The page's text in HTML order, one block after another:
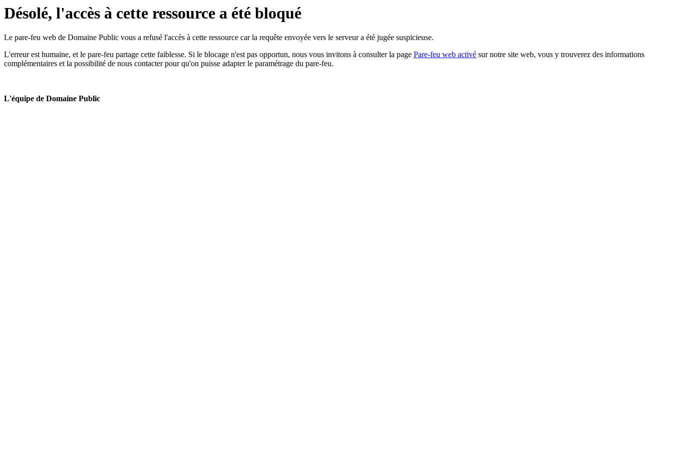
Désolé, l'accès à cette ressource a été bloqué
Le pare-feu web de Domaine Public vous a refusé l'accès à cette ressource car la requête envoyée vers le serveur a été jugée suspicieuse.
L'erreur est humaine, et le pare-feu partage cette faiblesse. Si le blocage n'est pas opportun, nous vous invitons à consulter la page Pare-feu web activé sur notre site web, vous y trouverez des informations
complémentaires et la possibilité de nous contacter pour qu'on puisse adapter le paramétrage du pare-feu.
L'équipe de Domaine Public